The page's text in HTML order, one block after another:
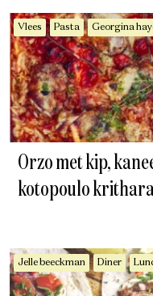
Vlees Pasta Georgina
Orzo met kip,
kotopoulo
Jelle beeckman Diner